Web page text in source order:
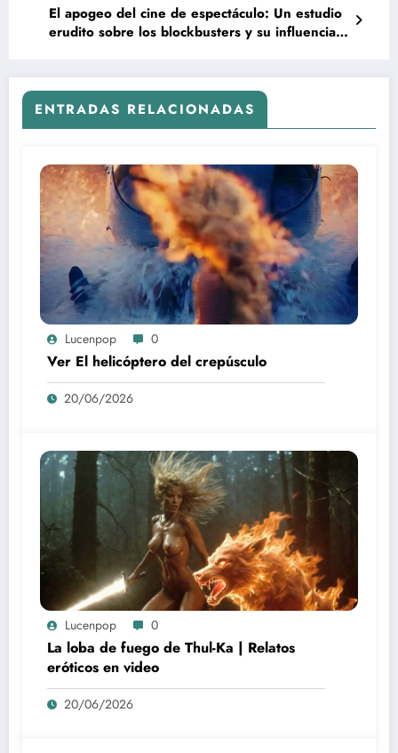
El apogeo del cine de espectáculo: Un estudio
erudito sobre los blockbusters y su influencia
ENTRADAS RELACIONADAS
Lucenpop 0
Ver El helicóptero del crepúsculo
20/06/2026
Lucenpop 0
La loba de fuego de Thul-Ka | Relatos
eróticos en video
20/06/2026